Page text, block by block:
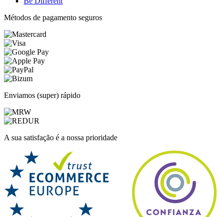
Métodos de pagamento seguros
Enviamos (super) rápido
A sua satisfação é a nossa prioridade